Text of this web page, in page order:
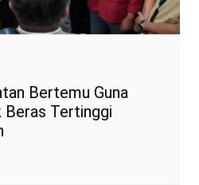
Bertemu Guna
Tertinggi